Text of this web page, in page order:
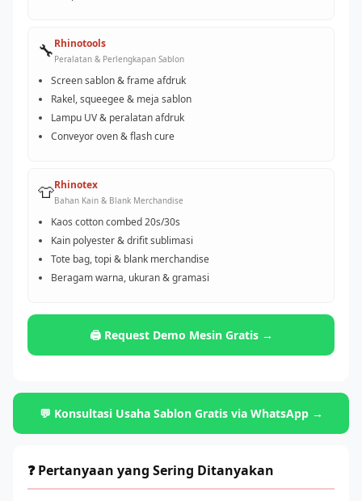
🔧Rhinotools
Peralatan & Perlengkapan Sablon
Screen sablon & frame afdruk
Rakel, squeegee & meja sablon
Lampu UV & peralatan afdruk
Conveyor oven & flash cure
👕Rhinotex
Bahan Kain & Blank Merchandise
Kaos cotton combed 20s/30s
Kain polyester & drifit sublimasi
Tote bag, topi & blank merchandise
Beragam warna, ukuran & gramasi
🖨️ Request Demo Mesin Gratis →
💬 Konsultasi Usaha Sablon Gratis via WhatsApp →
❓ Pertanyaan yang Sering Ditanyakan